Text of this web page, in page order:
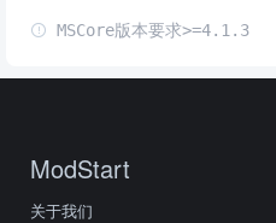
MSCore版本要求>=4.1.3
ModStart
关于我们